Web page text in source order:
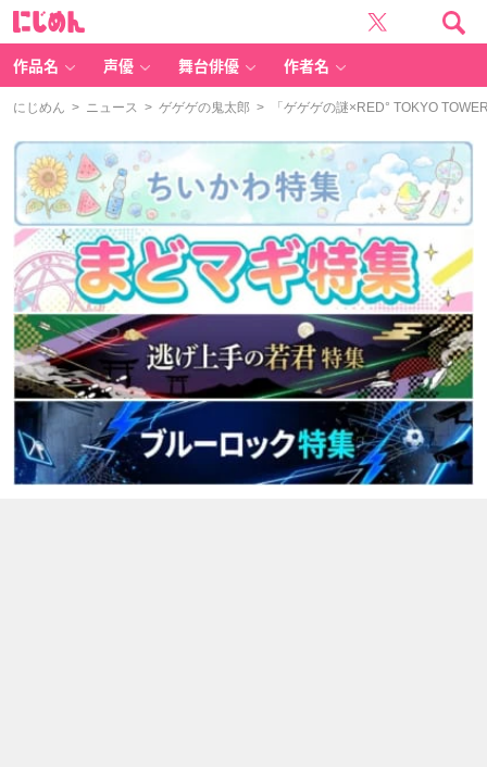
作品名 声優 舞台俳優 作者名
にじめん > ニュース > ゲゲゲの鬼太郎 > 「ゲゲゲの謎×RED° TOKYO